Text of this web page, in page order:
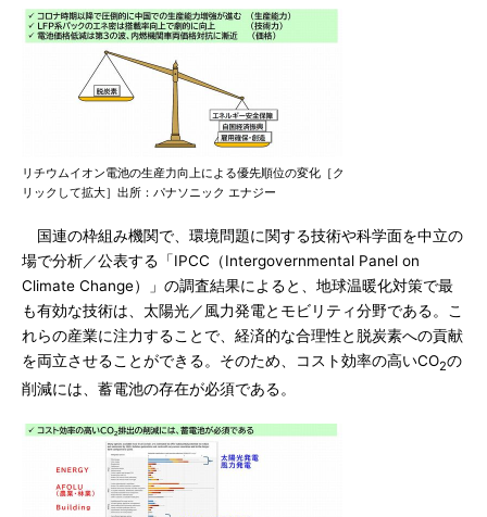
リチウムイオン電池の生産力向上による優先順位の変化［ク
リックして拡大］出所：パナソニック エナジー
国連の枠組み機関で、環境問題に関する技術や科学面を中立の
場で分析／公表する「IPCC（Intergovernmental Panel on
Climate Change）」の調査結果によると、地球温暖化対策で最
も有効な技術は、太陽光／風力発電とモビリティ分野である。こ
れらの産業に注力することで、経済的な合理性と脱炭素への貢献
を両立させることができる。そのため、コスト効率の高いCO2の
削減には、蓄電池の存在が必須である。